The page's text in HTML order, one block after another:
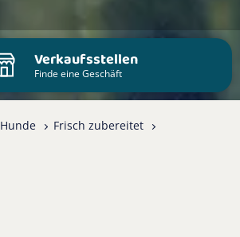
Verkaufsstellen
Finde eine Geschäft
Hunde
Frisch zubereitet